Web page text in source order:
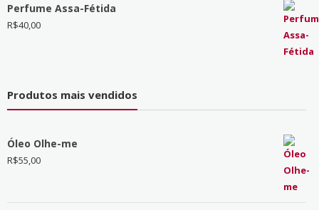
Perfume Assa-Fétida
R$40,00
Produtos mais vendidos
Óleo Olhe-me
R$55,00